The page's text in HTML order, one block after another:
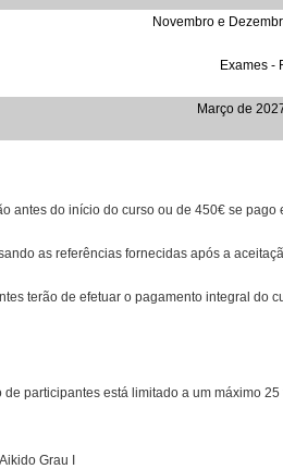
Novembro e
Exames -
Março de
antes do início do curso ou de 450€ se
as referências fornecidas após a
terão de efetuar o pagamento integral do
participantes está limitado a um máximo
Grau I